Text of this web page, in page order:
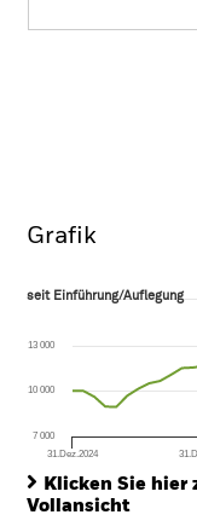
Grafik
seit Einführung/
The chart has 1 X axis
The chart has 1 Y axis
seit Einführung/Auflegung
31.Dez.2024
7 000
10 000
13 000
Klicken Sie hier
Vollansicht